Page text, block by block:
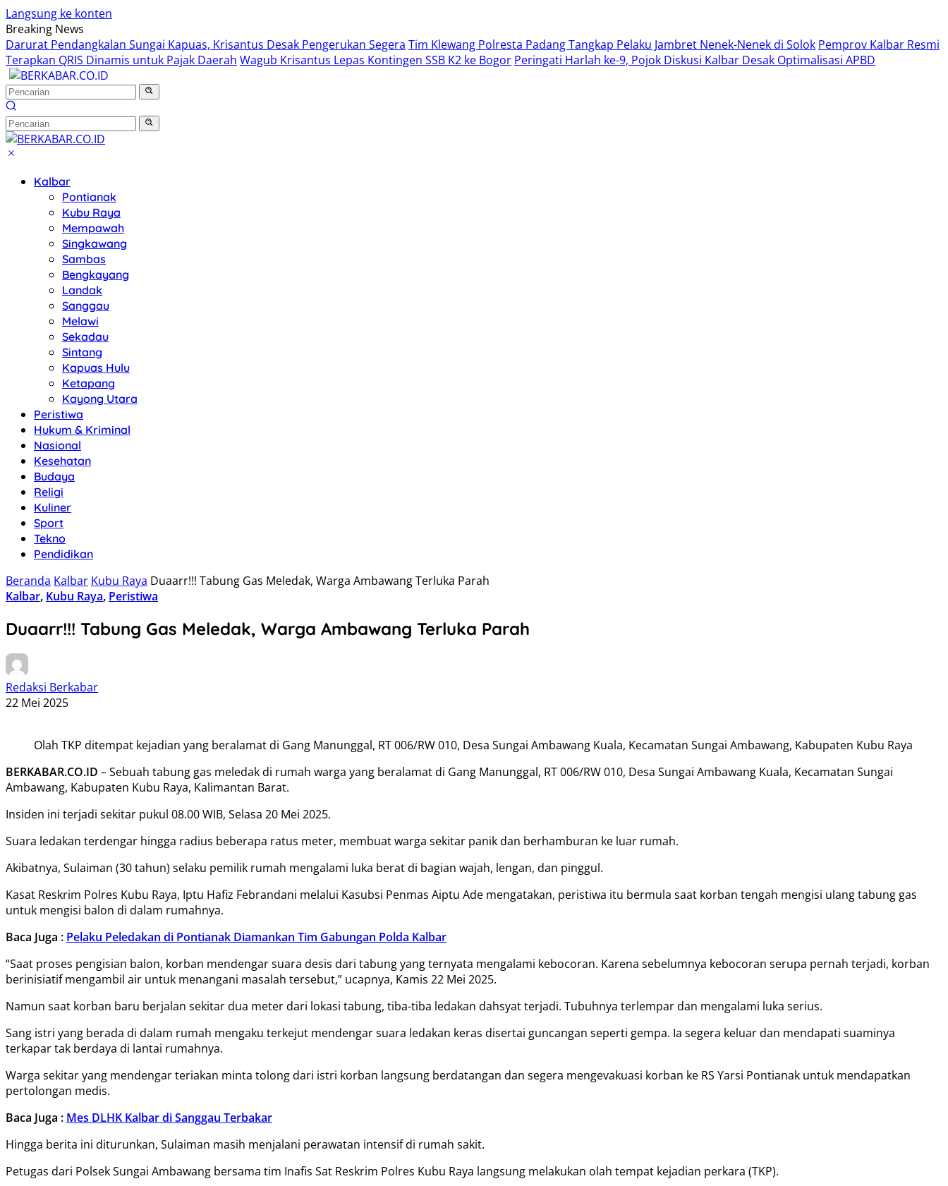
Langsung ke konten
Breaking News
Darurat Pendangkalan Sungai Kapuas, Krisantus Desak Pengerukan Segera Tim Klewang Polresta Padang Tangkap Pelaku Jambret Nenek-Nenek di Solok Pemprov Kalbar Resmi
Terapkan QRIS Dinamis untuk Pajak Daerah Wagub Krisantus Lepas Kontingen SSB K2 ke Bogor Peringati Harlah ke-9, Pojok Diskusi Kalbar Desak Optimalisasi APBD
Kalbar
Pontianak
Kubu Raya
Mempawah
Singkawang
Sambas
Bengkayang
Landak
Sanggau
Melawi
Sekadau
Sintang
Kapuas Hulu
Ketapang
Kayong Utara
Peristiwa
Hukum & Kriminal
Nasional
Kesehatan
Budaya
Religi
Kuliner
Sport
Tekno
Pendidikan
Beranda Kalbar Kubu Raya Duaarr!!! Tabung Gas Meledak, Warga Ambawang Terluka Parah
Kalbar, Kubu Raya, Peristiwa
Duaarr!!! Tabung Gas Meledak, Warga Ambawang Terluka Parah
Redaksi Berkabar
22 Mei 2025
Olah TKP ditempat kejadian yang beralamat di Gang Manunggal, RT 006/RW 010, Desa Sungai Ambawang Kuala, Kecamatan Sungai Ambawang, Kabupaten Kubu Raya
BERKABAR.CO.ID – Sebuah tabung gas meledak di rumah warga yang beralamat di Gang Manunggal, RT 006/RW 010, Desa Sungai Ambawang Kuala, Kecamatan Sungai
Ambawang, Kabupaten Kubu Raya, Kalimantan Barat.
Insiden ini terjadi sekitar pukul 08.00 WIB, Selasa 20 Mei 2025.
Suara ledakan terdengar hingga radius beberapa ratus meter, membuat warga sekitar panik dan berhamburan ke luar rumah.
Akibatnya, Sulaiman (30 tahun) selaku pemilik rumah mengalami luka berat di bagian wajah, lengan, dan pinggul.
Kasat Reskrim Polres Kubu Raya, Iptu Hafiz Febrandani melalui Kasubsi Penmas Aiptu Ade mengatakan, peristiwa itu bermula saat korban tengah mengisi ulang tabung gas
untuk mengisi balon di dalam rumahnya.
Baca Juga : Pelaku Peledakan di Pontianak Diamankan Tim Gabungan Polda Kalbar
“Saat proses pengisian balon, korban mendengar suara desis dari tabung yang ternyata mengalami kebocoran. Karena sebelumnya kebocoran serupa pernah terjadi, korban
berinisiatif mengambil air untuk menangani masalah tersebut,” ucapnya, Kamis 22 Mei 2025.
Namun saat korban baru berjalan sekitar dua meter dari lokasi tabung, tiba-tiba ledakan dahsyat terjadi. Tubuhnya terlempar dan mengalami luka serius.
Sang istri yang berada di dalam rumah mengaku terkejut mendengar suara ledakan keras disertai guncangan seperti gempa. Ia segera keluar dan mendapati suaminya
terkapar tak berdaya di lantai rumahnya.
Warga sekitar yang mendengar teriakan minta tolong dari istri korban langsung berdatangan dan segera mengevakuasi korban ke RS Yarsi Pontianak untuk mendapatkan
pertolongan medis.
Baca Juga : Mes DLHK Kalbar di Sanggau Terbakar
Hingga berita ini diturunkan, Sulaiman masih menjalani perawatan intensif di rumah sakit.
Petugas dari Polsek Sungai Ambawang bersama tim Inafis Sat Reskrim Polres Kubu Raya langsung melakukan olah tempat kejadian perkara (TKP).